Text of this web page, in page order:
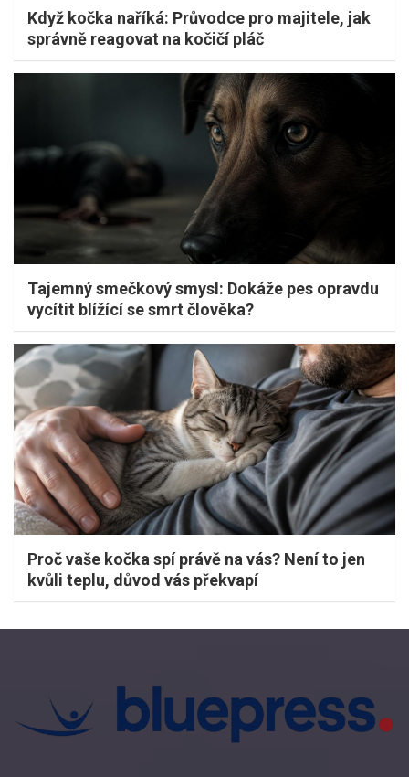
Když kočka naříká: Průvodce pro majitele, jak
správně reagovat na kočičí pláč
Tajemný smečkový smysl: Dokáže pes opravdu
vycítit blížící se smrt člověka?
Proč vaše kočka spí právě na vás? Není to jen
kvůli teplu, důvod vás překvapí